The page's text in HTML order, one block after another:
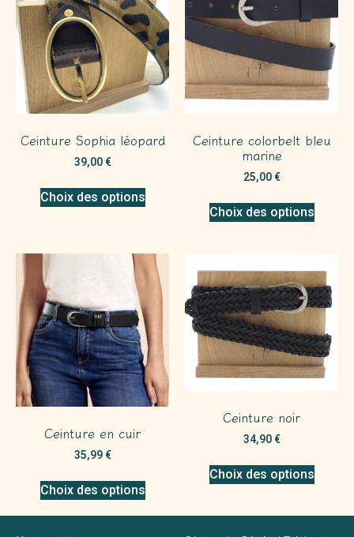
Ceinture Sophia léopard
39,00€
Choix des options
Ceinture colorbelt bleu
marine
25,00€
Choix des options
Ceinture en cuir
35,99€
Choix des options
Ceinture noir
34,90€
Choix des options